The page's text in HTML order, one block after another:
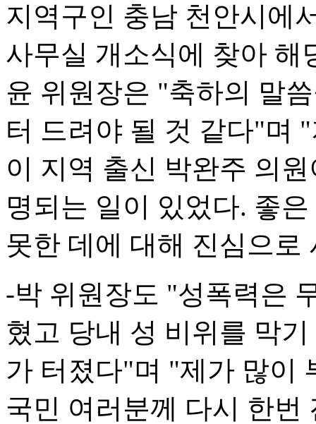
지역구인 충남 천안시에
사무실 개소식에 찾아 해
윤 위원장은 "축하의 말
터 드려야 될 것 같다"며
이 지역 출신 박완주 의
명되는 일이 있었다. 좋
못한 데에 대해 진심으
-박 위원장도 "성폭력은
혔고 당내 성 비위를 막
가 터졌다"며 "제가 많이
국민 여러분께 다시 한